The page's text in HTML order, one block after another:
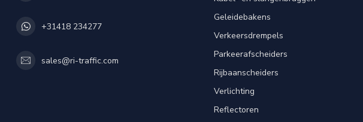
+31418 234277
sales@ri-traffic.com
Geleidebakens
Verkeersdrempels
Parkeerafscheiders
Rijbaanscheiders
Verlichting
Reflectoren